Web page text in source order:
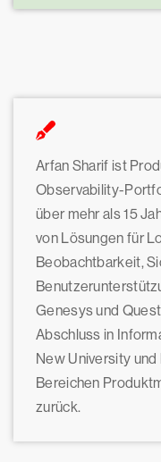
Arfan Sharif ist
Observability-
über mehr als 15
von Lösungen für
Beobachtbarkeit,
Genesys und
Abschluss in
New University
Bereichen
zurück.